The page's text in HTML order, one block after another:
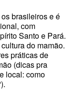
brasileiros e é
com
Santo e Pará.
do mamão.
práticas de
(dicas pra
local: como